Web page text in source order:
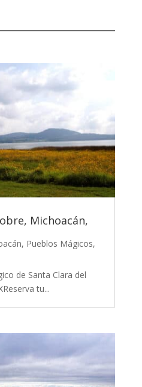
Michoacán,
, Pueblos Mágicos,
de Santa Clara del
tu...